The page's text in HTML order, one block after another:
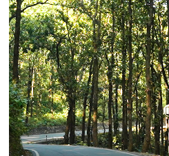
Thought Of The Day 9 May
May 9, 2022